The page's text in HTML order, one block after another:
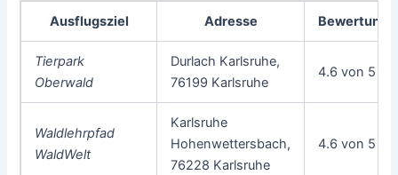
Ausflugsziel Adresse Bewertung
Tierpark
Oberwald
Durlach Karlsruhe,
76199 Karlsruhe
4.6 von 5
Waldlehrpfad
WaldWelt
Karlsruhe
Hohenwettersbach,
76228 Karlsruhe
4.6 von 5